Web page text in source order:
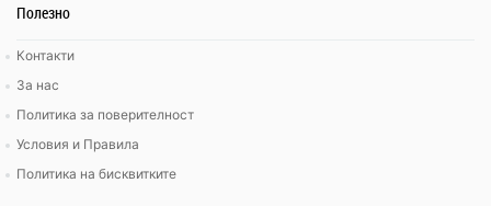
Полезно
Контакти
За нас
Политика за поверителност
Условия и Правила
Политика на бисквитките